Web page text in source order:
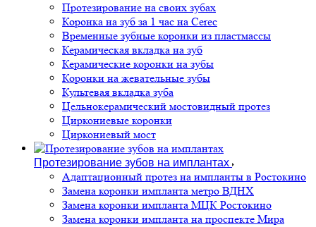
Протезирование на своих зубах
Коронка на зуб за 1 час на Cerec
Временные зубные коронки из пластмассы
Керамическая вкладка на зуб
Керамические коронки на зубы
Коронки на жевательные зубы
Культевая вкладка зуба
Цельнокерамический мостовидный протез
Циркониевые коронки
Циркониевый мост
Протезирование зубов на имплантах
Адаптационный протез на импланты в Ростокино
Замена коронки импланта метро ВДНХ
Замена коронки импланта МЦК Ростокино
Замена коронки импланта на проспекте Мира